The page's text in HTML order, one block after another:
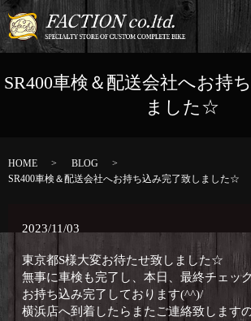
SR400車検＆配送会社へお持
ました☆
HOME
BLOG
SR400車検＆配送会社へお持ち込み完了致しました☆
2023/11/03
東京都S様大変お待たせ致しました☆
無事に車検も完了し、本日、最終チェッ
お持ち込み完了しております(^^)/
横浜店へ到着したらまたご連絡致します